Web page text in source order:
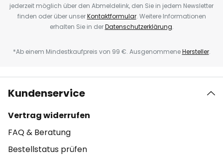
jederzeit möglich über den Abmeldelink, den Sie in jedem Newsletter
finden oder über unserKontaktformular. Weitere Informationen
erhalten Sie in derDatenschutzerklärung.
*Ab einem Mindestkaufpreis von 99 €. AusgenommeneHersteller.
Kundenservice
Vertrag widerrufen
FAQ & Beratung
Bestellstatus prüfen